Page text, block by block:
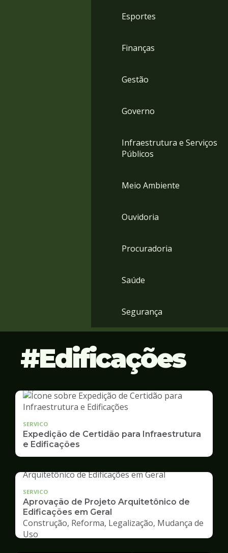
Esportes
Finanças
Gestão
Governo
Infraestrutura e Serviços
Públicos
Meio Ambiente
Ouvidoria
Procuradoria
Saúde
Segurança
Edificações
SERVICO
Expedição de Certidão para Infraestrutura
e Edificações
SERVICO
Aprovação de Projeto Arquitetônico de
Edificações em Geral
Construção, Reforma, Legalização, Mudança de
Uso